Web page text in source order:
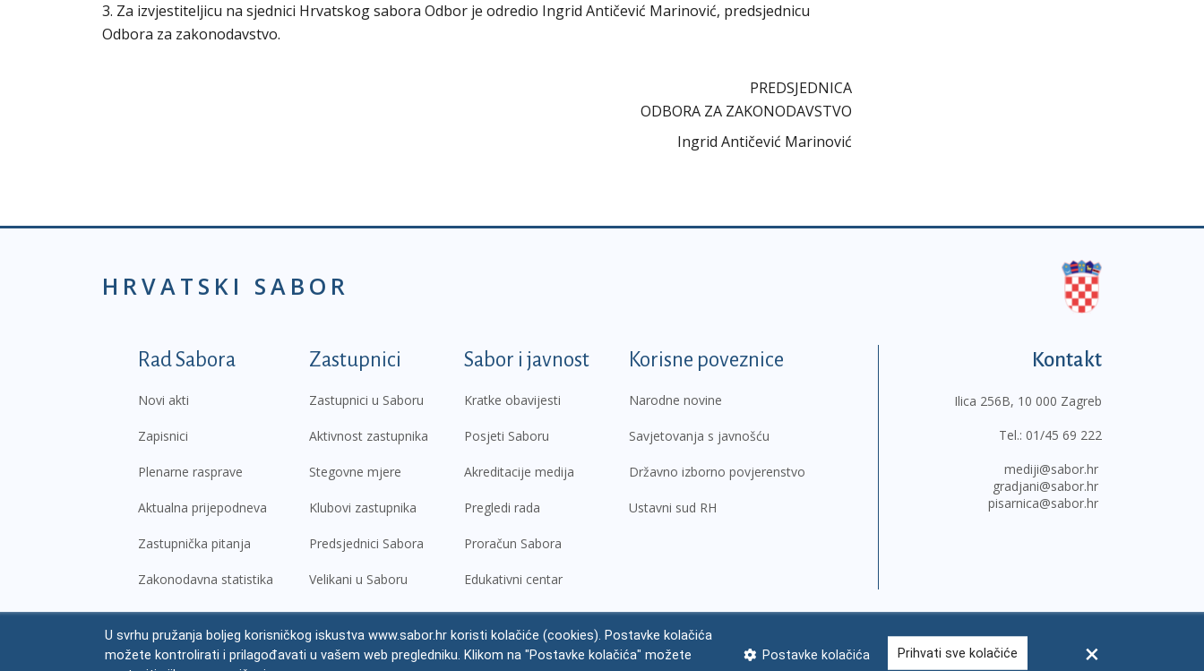
3. Za izvjestiteljicu na sjednici Hrvatskog sabora Odbor je odredio Ingrid Antičević Marinović, predsjednicu
Odbora za zakonodavstvo.
PREDSJEDNICA
ODBORA ZA ZAKONODAVSTVO
Ingrid Antičević Marinović
HRVATSKI SABOR
Podnožje prvi izbornik
Rad Sabora
Novi akti
Zapisnici
Plenarne rasprave
Aktualna prijepodneva
Zastupnička pitanja
Zakonodavna statistika
Zastupnici
Zastupnici u Saboru
Aktivnost zastupnika
Stegovne mjere
Klubovi zastupnika
Predsjednici Sabora
Velikani u Saboru
Sabor i javnost
Kratke obavijesti
Posjeti Saboru
Akreditacije medija
Pregledi rada
Proračun Sabora
Edukativni centar
Korisne poveznice
Narodne novine
Savjetovanja s javnošću
Državno izborno povjerenstvo
Ustavni sud RH
Kontakt
Ilica 256B, 10 000 Zagreb
Tel.: 01/45 69 222
mediji@sabor.hr
gradjani@sabor.hr
pisarnica@sabor.hr
© Hrvatski sabor, 2026 Pravne napomene Izjava o pristupačnosti Zaštita osobnih podataka Impressum Česta pitanja Kontakti Mapa weba
U svrhu pružanja boljeg korisničkog iskustva www.sabor.hr koristi kolačiće (cookies). Postavke kolačića
možete kontrolirati i prilagođavati u vašem web pregledniku. Klikom na "Postavke kolačića" možete
Postavke kolačića Prihvati sve kolačiće